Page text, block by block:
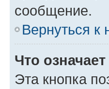
сообщение.
Вернуться к
Что
Эта кнопка